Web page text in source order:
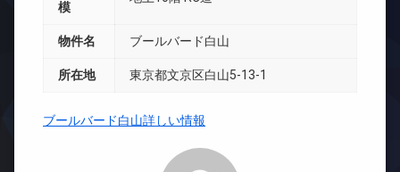
模
物件名 ブールバード白山
所在地 東京都文京区白山5-13-1
ブールバード白山詳しい情報